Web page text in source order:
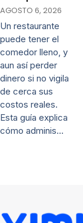
AGOSTO 6, 2026
Un restaurante
puede tener el
comedor lleno, y
aun así perder
dinero si no vigila
de cerca sus
costos reales.
Esta guía explica
cómo adminis…